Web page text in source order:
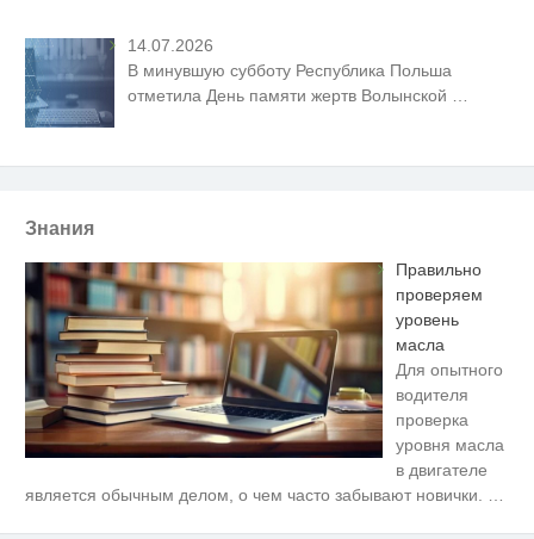
14.07.2026
В минувшую субботу Республика Польша
отметила День памяти жертв Волынской
Знания
Правильно
проверяем
уровень
масла
Для опытного
водителя
проверка
уровня масла
в двигателе
является обычным делом, о чем часто забывают новички.
не оставит равнодушным